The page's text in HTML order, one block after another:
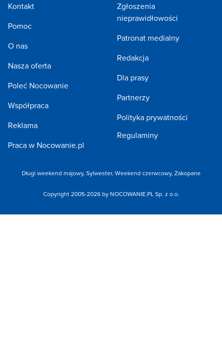
Kontakt
Pomoc
O nas
Nasza oferta
Poleć Nocowanie
Współpraca
Reklama
Praca w Nocowanie.pl
Zgłoszenia
nieprawidłowości
Patronat medialny
Redakcja
Dla prasy
Partnerzy
Polityka prywatności
Regulaminy
Długi weekend majowy, Sylwester, Weekend czerwcowy, Zakopane
Copyright 2005-2026 by NOCOWANIE.PL Sp. z o.o.